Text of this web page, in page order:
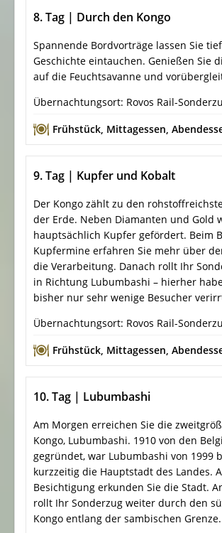
8. Tag | Durch den Kongo
Spannende Bordvorträge lassen Sie
Geschichte eintauchen. Genießen Sie
auf die Feuchtsavanne und
Übernachtungsort: Rovos Rail-
Frühstück, Mittagessen,
9. Tag | Kupfer und Kobalt
Der Kongo zählt zu den
der Erde. Neben Diamanten und Gold
hauptsächlich Kupfer gefördert. Beim
Kupfermine erfahren Sie mehr über
die Verarbeitung. Danach rollt Ihr
in Richtung Lubumbashi – hierher
bisher nur sehr wenige Besucher
Übernachtungsort: Rovos Rail-
Frühstück, Mittagessen,
10. Tag | Lubumbashi
Am Morgen erreichen Sie die
Kongo, Lubumbashi. 1910 von den
gegründet, war Lubumbashi von 1999
kurzzeitig die Hauptstadt des Landes.
Besichtigung erkunden Sie die Stadt.
rollt Ihr Sonderzug weiter durch den
Kongo entlang der sambischen Grenze.